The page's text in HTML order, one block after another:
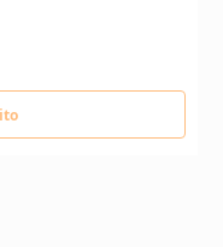
página